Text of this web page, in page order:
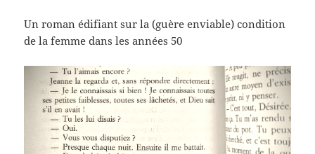
Un roman édifiant sur la (guère enviable) condition
de la femme dans les années 50